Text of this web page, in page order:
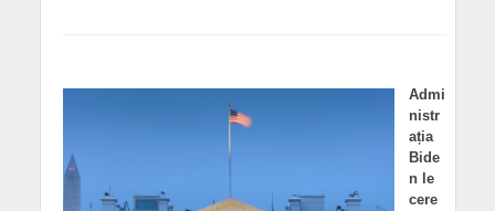
Admi
nistr
ația
Bide
n le
cere